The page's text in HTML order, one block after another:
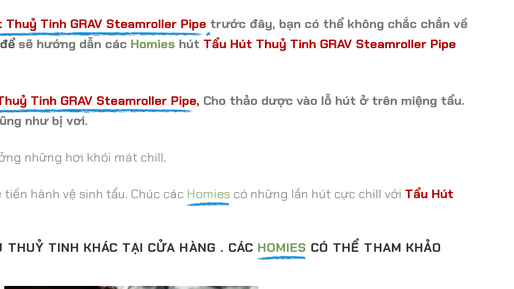
Thuỷ Tinh GRAV Steamroller Pipe trước đây, bạn có thể không chắc chắn về
để sẽ hướng dẫn các Homies hút Tẩu Hút Thuỷ Tinh GRAV Steamroller Pipe
Tinh GRAV Steamroller Pipe, Cho thảo dược vào lỗ hút ở trên miệng tẩu.
như bị vơi.
những hơi khói mát chill.
hành vệ sinh tẩu. Chúc các Homies có những lần hút cực chill với Tẩu Hút
THUỶ TINH KHÁC TẠI CỬA HÀNG . CÁC HOMIES CÓ THỂ THAM KHẢO